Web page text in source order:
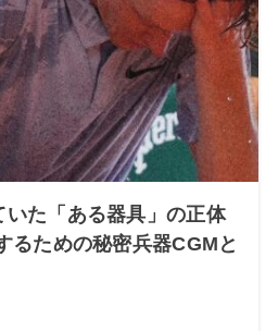
いた「ある器具」の正体
ための秘密兵器CGMと